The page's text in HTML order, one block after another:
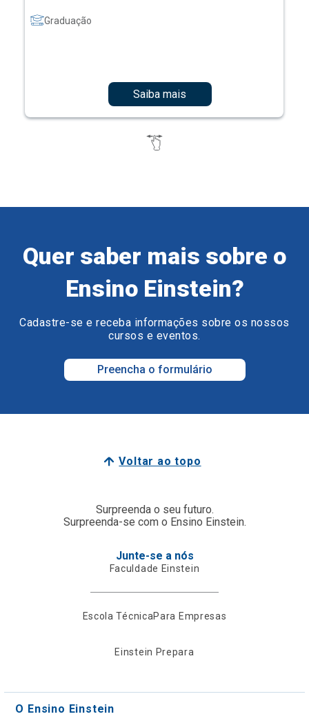
Graduação
Saiba mais
Quer saber mais sobre o
Ensino Einstein?
Cadastre-se e receba informações sobre os nossos
cursos e eventos.
Preencha o formulário
Voltar ao topo
Surpreenda o seu futuro.
Surpreenda-se com o Ensino Einstein.
Junte-se a nós
Faculdade Einstein
Escola TécnicaPara Empresas
Einstein Prepara
O Ensino Einstein